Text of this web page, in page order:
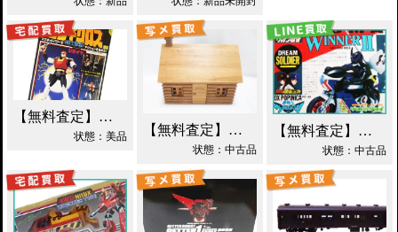
【無料査定】昭和レトロ玩具歓迎 ｜ 世界忍者戦ジライヤ DX磁気 買取！
状態：美品 【無料査定】昭和レトロ玩具歓迎 ｜ エポック 木製 丸太小屋 シルバニアファミリー 買取！
状態：中古品
【無料査定】昭和レトロ玩具歓迎 ｜ 超合金 DXポピニカ ウィナア2世 夢戦士ウイングマン PC-46 買取！
状態：中古品